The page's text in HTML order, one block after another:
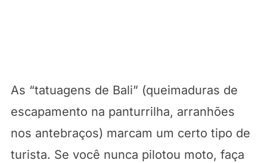
As “tatuagens de Bali” (queimaduras de
escapamento na panturrilha, arranhões
nos antebraços) marcam um certo tipo de
turista. Se você nunca pilotou moto, faça